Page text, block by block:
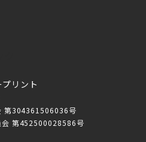
リント
第304361506036号
会 第452500028586号